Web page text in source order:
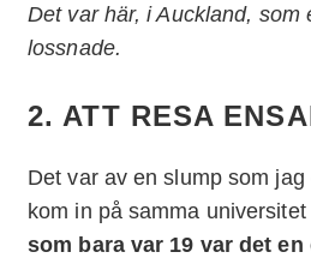
Det var här, i Auckland, som
lossnade.
2. ATT RESA
Det var av en slump som
kom in på samma
som bara var 19 var det